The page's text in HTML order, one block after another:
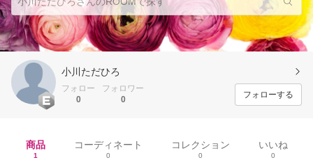
小川ただひろ
フォロー
0
フォロワー
0
フォローする
商品
1
コーディネート
0
コレクション
0
いいね
0